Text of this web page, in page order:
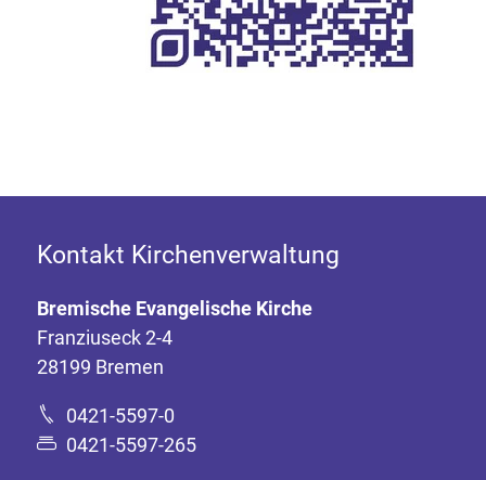
Kontakt Kirchenverwaltung
Bremische Evangelische Kirche
Franziuseck 2-4
28199 Bremen
0421-5597-0
0421-5597-265